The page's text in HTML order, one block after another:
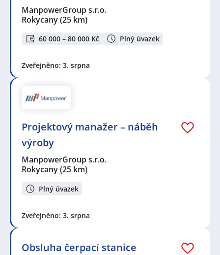
ManpowerGroup s.r.o.
Rokycany(25 km)
60 000 – 80 000 Kč Plný úvazek
Zveřejněno: 3. srpna
Projektový manažer – náběh
výroby
ManpowerGroup s.r.o.
Rokycany(25 km)
Plný úvazek
Zveřejněno: 3. srpna
Obsluha čerpací stanice